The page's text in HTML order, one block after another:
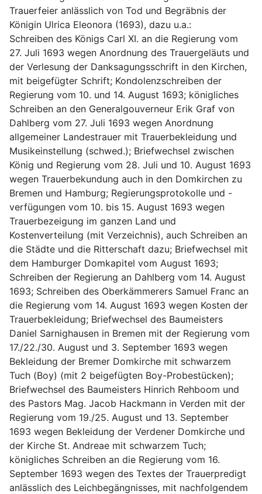
Trauerfeier anlässlich von Tod und Begräbnis der
Königin Ulrica Eleonora (1693), dazu u.a.:
Schreiben des Königs Carl XI. an die Regierung vom
27. Juli 1693 wegen Anordnung des Trauergeläuts und
der Verlesung der Danksagungsschrift in den Kirchen,
mit beigefügter Schrift; Kondolenzschreiben der
Regierung vom 10. und 14. August 1693; königliches
Schreiben an den Generalgouverneur Erik Graf von
Dahlberg vom 27. Juli 1693 wegen Anordnung
allgemeiner Landestrauer mit Trauerbekleidung und
Musikeinstellung (schwed.); Briefwechsel zwischen
König und Regierung vom 28. Juli und 10. August 1693
wegen Trauerbekundung auch in den Domkirchen zu
Bremen und Hamburg; Regierungsprotokolle und -
verfügungen vom 10. bis 15. August 1693 wegen
Trauerbezeigung im ganzen Land und
Kostenverteilung (mit Verzeichnis), auch Schreiben an
die Städte und die Ritterschaft dazu; Briefwechsel mit
dem Hamburger Domkapitel vom August 1693;
Schreiben der Regierung an Dahlberg vom 14. August
1693; Schreiben des Oberkämmerers Samuel Franc an
die Regierung vom 14. August 1693 wegen Kosten der
Trauerbekleidung; Briefwechsel des Baumeisters
Daniel Sarnighausen in Bremen mit der Regierung vom
17./22./30. August und 3. September 1693 wegen
Bekleidung der Bremer Domkirche mit schwarzem
Tuch (Boy) (mit 2 beigefügten Boy-Probestücken);
Briefwechsel des Baumeisters Hinrich Rehboom und
des Pastors Mag. Jacob Hackmann in Verden mit der
Regierung vom 19./25. August und 13. September
1693 wegen Bekleidung der Verdener Domkirche und
der Kirche St. Andreae mit schwarzem Tuch;
königliches Schreiben an die Regierung vom 16.
September 1693 wegen des Textes der Trauerpredigt
anlässlich des Leichbegängnisses, mit nachfolgendem